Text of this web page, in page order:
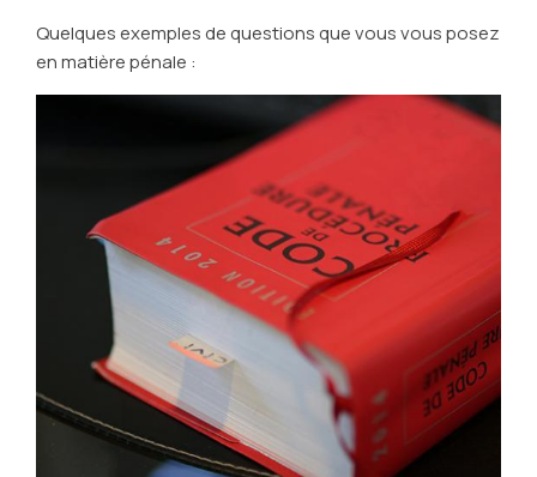
Quelques exemples de questions que vous vous posez
en matière pénale :